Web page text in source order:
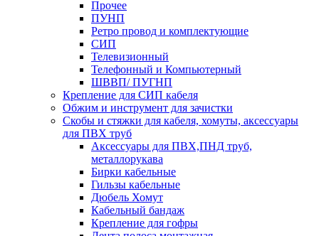
Прочее
ПУНП
Ретро провод и комплектующие
СИП
Телевизионный
Телефонный и Компьютерный
ШВВП/ ПУГНП
Крепление для СИП кабеля
Обжим и инструмент для зачистки
Скобы и стяжки для кабеля, хомуты, аксессуары
для ПВХ труб
Аксессуары для ПВХ,ПНД труб,
металлорукава
Бирки кабельные
Гильзы кабельные
Дюбель Хомут
Кабельный бандаж
Крепление для гофры